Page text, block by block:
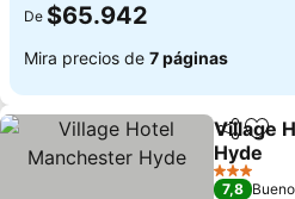
De $65.942
Mira precios de 7 páginas
Village
Hyde
3 Estrellas
7,8 Bueno